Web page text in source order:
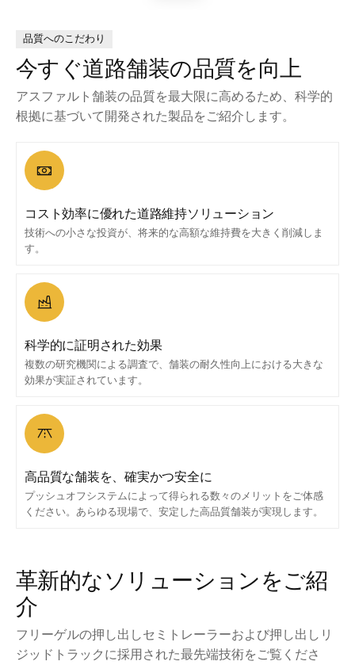
品質へのこだわり
今すぐ道路舗装の品質を向上
アスファルト舗装の品質を最大限に高めるため、科学的
根拠に基づいて開発された製品をご紹介します。
コスト効率に優れた道路維持ソリューション
技術への小さな投資が、将来的な高額な維持費を大きく削減しま
す。
科学的に証明された効果
複数の研究機関による調査で、舗装の耐久性向上における大きな
効果が実証されています。
高品質な舗装を、確実かつ安全に
プッシュオフシステムによって得られる数々のメリットをご体感
ください。あらゆる現場で、安定した高品質舗装が実現します。
革新的なソリューションをご紹
介
フリーゲルの押し出しセミトレーラーおよび押し出しリ
ジッドトラックに採用された最先端技術をご覧くださ